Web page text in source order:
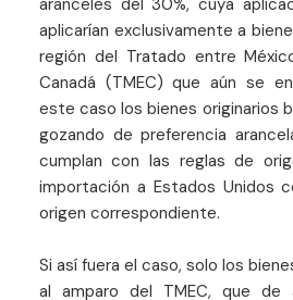
aranceles del 30%, cuya
aplicarían exclusivamente a
región del Tratado entre
Canadá (TMEC) que aún se
este caso los bienes originarios
gozando de preferencia
cumplan con las reglas de
importación a Estados Unidos
origen correspondiente.
Si así fuera el caso, solo los
al amparo del TMEC, que de